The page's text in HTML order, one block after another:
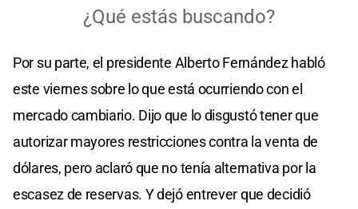
Por su parte, el presidente Alberto Fernández habló
este viernes sobre lo que está ocurriendo con el
mercado cambiario. Dijo que lo disgustó tener que
autorizar mayores restricciones contra la venta de
dólares, pero aclaró que no tenía alternativa por la
escasez de reservas. Y dejó entrever que decidió